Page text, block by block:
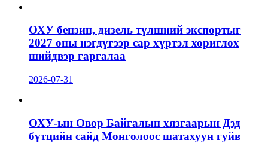
ОХУ бензин, дизель түлшний экспортыг
2027 оны нэгдүгээр сар хүртэл хориглох
шийдвэр гаргалаа
2026-07-31
ОХУ-ын Өвөр Байгалын хязгаарын Дэд
бүтцийн сайд Монголоос шатахуун гуйв